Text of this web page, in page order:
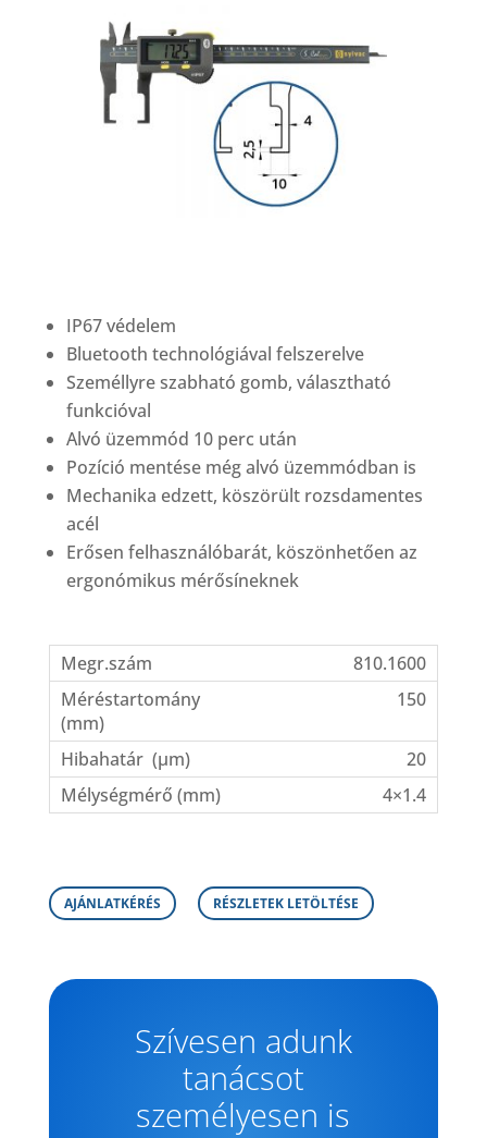
IP67 védelem
Bluetooth technológiával felszerelve
Személlyre szabható gomb, választható
funkcióval
Alvó üzemmód 10 perc után
Pozíció mentése még alvó üzemmódban is
Mechanika edzett, köszörült rozsdamentes
acél
Erősen felhasználóbarát, köszönhetően az
ergonómikus mérősíneknek
810.1600
150
20
4×1.4
AJÁNLATKÉRÉS RÉSZLETEK LETÖLTÉSE
Szívesen adunk
tanácsot
személyesen is